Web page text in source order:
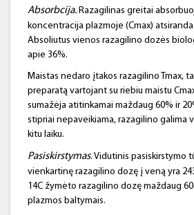
Absorbcija. Razagilinas greitai
koncentracija plazmoje (Cmax)
Absoliutus vienos razagilino dozės
apie 36%.
Maistas nedaro įtakos razagilino Tmax,
preparatą vartojant su riebiu maistu
sumažėja atitinkamai maždaug 60% ir
stipriai nepaveikiama, razagilino galima
kitu laiku.
Pasiskirstymas. Vidutinis pasiskirstymo
vienkartinę razagilino dozę į veną yra
14C žymėto razagilino dozę maždaug
plazmos baltymais.